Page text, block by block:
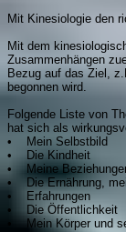
Mit Kinesiologie den
Mit dem
Zusammenhängen
Bezug auf das Ziel,
begonnen wird.
Folgende Liste von
hat sich als
• Mein Selbstbild
• Die Kindheit
• Meine
• Die Ernährung,
• Erfahrungen
• Die Öffentlichkeit
• Mein Körper und